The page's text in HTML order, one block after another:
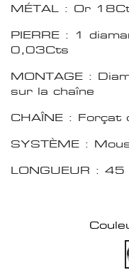
MÉTAL : Or
PIERRE : 1
0,03Cts
MONTAGE :
sur la chaîne
CHAÎNE :
SYSTÈME :
LONGUEUR : 45